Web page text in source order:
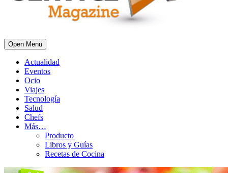
Open Menu
Actualidad
Eventos
Ocio
Viajes
Tecnología
Salud
Chefs
Más…
Producto
Libros y Guías
Recetas de Cocina